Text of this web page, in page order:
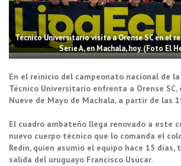
Técnico Universitario visita a Orense SC en el
Serie A, en Machala, hoy. (Foto El
En el reinicio del campeonato nacional de la
Técnico Universitario enfrenta a Orense
Nueve de Mayo de Machala, a partir de las
El cuadro ambateño llega renovado a este
nuevo cuerpo técnico que lo comanda el
Redín, quien asumió el equipo hace 15 días,
salida del uruguayo Francisco Usúcar.